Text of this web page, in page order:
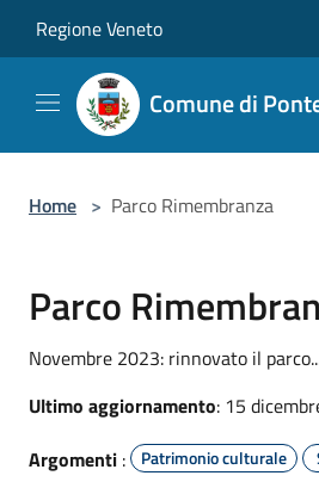
Regione Veneto
Comune di
Home > Parco Rimembranza
Parco
Novembre 2023: rinnovato il
Ultimo aggiornamento: 15
Argomenti : Patrimonio culturale